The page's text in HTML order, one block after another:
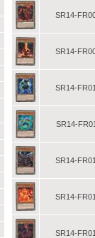
SR14-
SR14-
SR14-
SR14-
SR14-
SR14-
SR14-